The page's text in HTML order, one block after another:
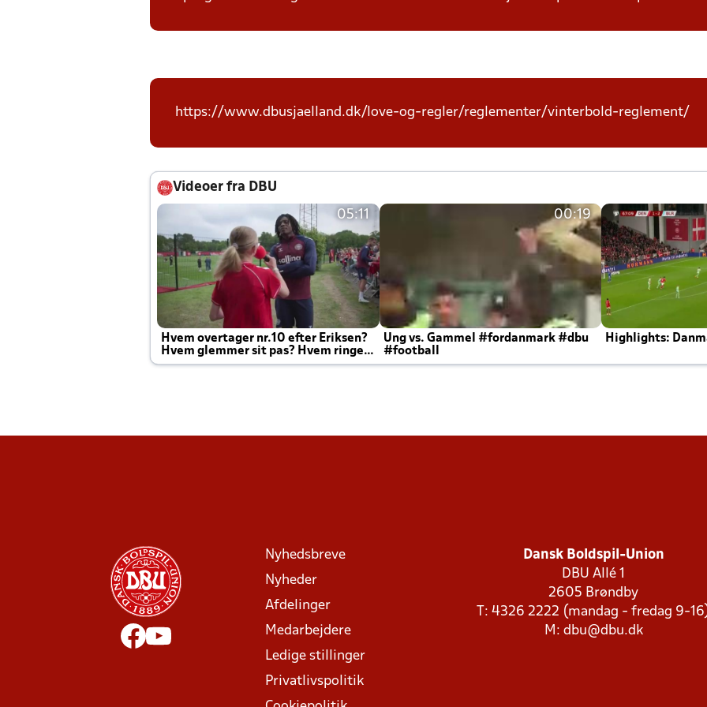
https://www.dbusjaelland.dk/love-og-regler/reglementer/vinterbold-reglement/
Videoer fra DBU
05:11
Hvem overtager nr.10 efter Eriksen?
Hvem glemmer sit pas? Hvem ringer
Joachim altid til efter kampe?
00:19
Ung vs. Gammel #fordanmark #dbu
#football
Highlights:
Nyhedsbreve
Nyheder
Afdelinger
Medarbejdere
Ledige stillinger
Privatlivspolitik
Dansk Boldspil-Union
DBU Allé 1
2605 Brøndby
T: 4326 2222 (mandag - fredag 9-
M: dbu@dbu.dk